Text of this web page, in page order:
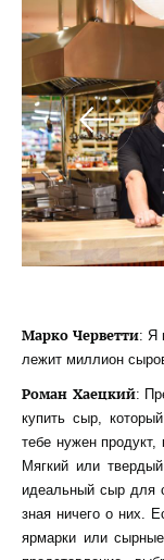
Марко Черветти: Я
лежит миллион
Роман Хаецкий:
купить сыр,
тебе нужен
Мягкий или
идеальный сыр для
зная ничего о них.
ярмарки или